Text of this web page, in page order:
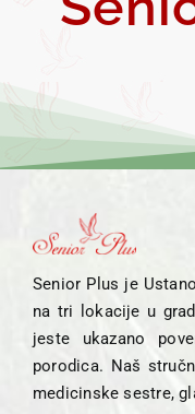
Senior Plus je
na tri lokacije u
jeste ukazano
porodica. Naš
medicinske sestre,